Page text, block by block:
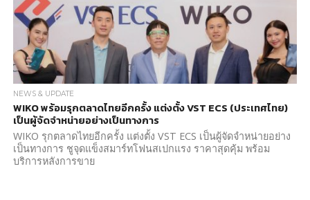
NEWS & UPDATE
WIKO พร้อมรุกตลาดไทยอีกครั้ง แต่งตั้ง VST ECS (ประเทศไทย)
เป็นผู้จัดจำหน่ายอย่างเป็นทางการ
WIKO รุกตลาดไทยอีกครั้ง แต่งตั้ง VST ECS เป็นผู้จัดจำหน่ายอย่าง
เป็นทางการ ชูจุดแข็งสมาร์ทโฟนสเปกแรง ราคาสุดคุ้ม พร้อม
บริการหลังการขาย